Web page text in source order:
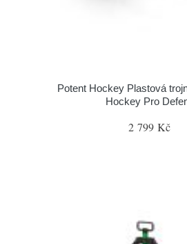
Potent Hockey Plastová
Hockey Pro
2 799 Kč